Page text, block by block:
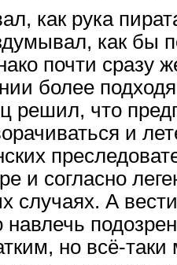
как рука
как бы
почти сразу
более
решил, что
и
и согласно
случаях. А
навлечь
но всё-